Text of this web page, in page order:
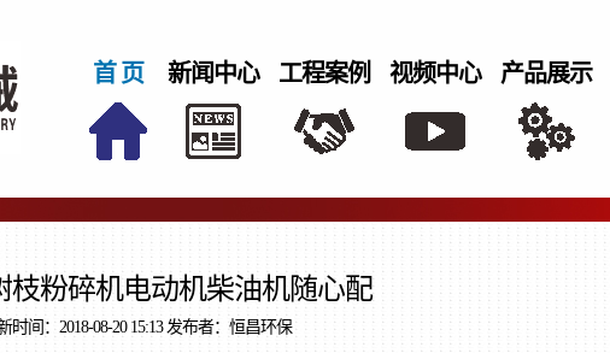
首 页 新闻中心 工程案例 视频中心 产品展示
枝粉碎机电动机柴油机随心配
时间：2018-08-20 15:13 发布者：恒昌环保